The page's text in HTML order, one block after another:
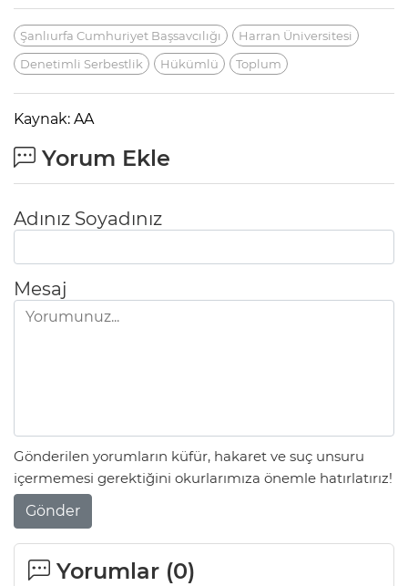
Şanlıurfa Cumhuriyet Başsavcılığı
Harran Üniversitesi
Denetimli Serbestlik
Hükümlü Toplum
Kaynak: AA
Yorum Ekle
Adınız Soyadınız
Mesaj
Gönderilen yorumların küfür, hakaret ve suç unsuru
içermemesi gerektiğini okurlarımıza önemle hatırlatırız!
Gönder
Yorumlar (0)